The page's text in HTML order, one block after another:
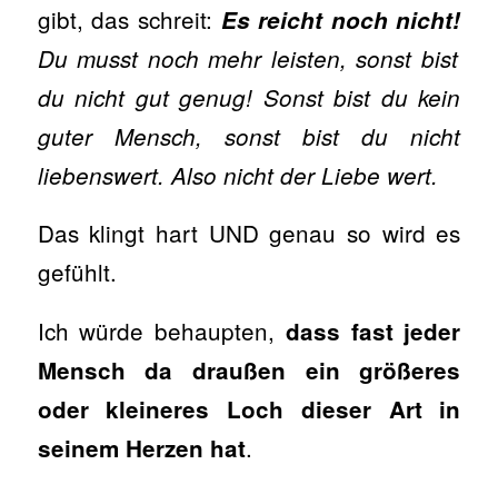
gibt, das schreit: Es reicht noch nicht!
Du musst noch mehr leisten, sonst bist
du nicht gut genug! Sonst bist du kein
guter Mensch, sonst bist du nicht
liebenswert. Also nicht der Liebe wert.
Das klingt hart UND genau so wird es
gefühlt.
Ich würde behaupten, dass fast jeder
Mensch da draußen ein größeres
oder kleineres Loch dieser Art in
seinem Herzen hat.